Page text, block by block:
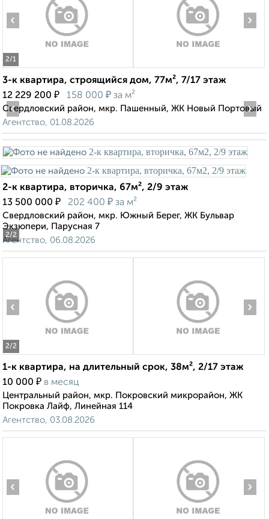
2/1
‹ ›
3-к квартира, строящийся дом, 77м², 7/17 этаж
12 229 200 ₽ 158 000 ₽ за м²
Свердловский район, мкр. Пашенный, ЖК Новый Портовый
Агентство, 01.08.2026
2/2
‹ ›
2-к квартира, вторичка, 67м², 2/9 этаж
13 500 000 ₽ 202 400 ₽ за м²
Свердловский район, мкр. Южный Берег, ЖК Бульвар
Экзюпери, Парусная 7
Агентство, 06.08.2026
2/2
‹ ›
1-к квартира, на длительный срок, 38м², 2/17 этаж
10 000 ₽ в месяц
Центральный район, мкр. Покровский микрорайон, ЖК
Покровка Лайф, Линейная 114
Агентство, 03.08.2026
‹ ›